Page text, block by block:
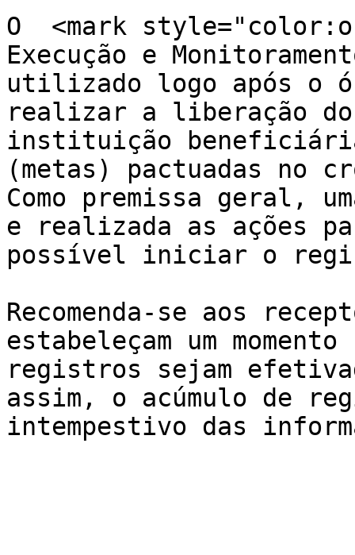
O  <mark
Execução e
utilizado logo após o
realizar a liberação
instituição
(metas) pactuadas no
Como premissa geral,
e realizada as ações
possível iniciar o
Recomenda-se aos
estabeleçam um
registros sejam
assim, o acúmulo de